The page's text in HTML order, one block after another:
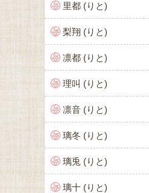
里都 (りと)
梨翔 (りと)
凛都 (りと)
理叫 (りと)
凛音 (りと)
璃冬 (りと)
璃兎 (りと)
璃十 (りと)